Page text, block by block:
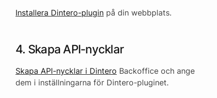
Installera Dintero-plugin på din webbplats.
4. Skapa API-nycklar
Skapa API-nycklar i Dintero Backoffice och ange
dem i inställningarna för Dintero-pluginet.